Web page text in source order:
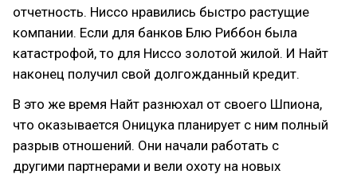
отчетность. Ниссо нравились быстро растущие
компании. Если для банков Блю Риббон была
катастрофой, то для Ниссо золотой жилой. И Найт
наконец получил свой долгожданный кредит.
В это же время Найт разнюхал от своего Шпиона,
что оказывается Оницука планирует с ним полный
разрыв отношений. Они начали работать с
другими партнерами и вели охоту на новых